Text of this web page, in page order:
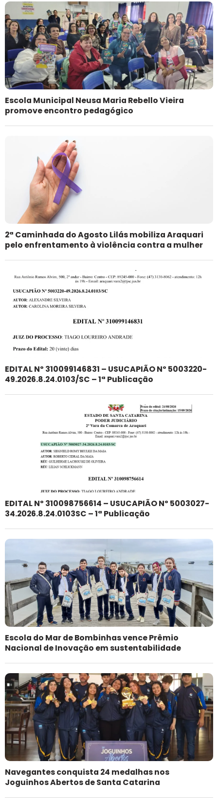
Escola Municipal Neusa Maria Rebello Vieira
promove encontro pedagógico
2ª Caminhada do Agosto Lilás mobiliza Araquari
pelo enfrentamento à violência contra a mulher
EDITAL Nº 310099146831 – USUCAPIÃO Nº 5003220-
49.2026.8.24.0103/SC – 1ª Publicação
EDITAL Nº 310098756614 – USUCAPIÃO Nº 5003027-
34.2026.8.24.0103SC – 1ª Publicação
Escola do Mar de Bombinhas vence Prêmio
Nacional de Inovação em sustentabilidade
Navegantes conquista 24 medalhas nos
Joguinhos Abertos de Santa Catarina